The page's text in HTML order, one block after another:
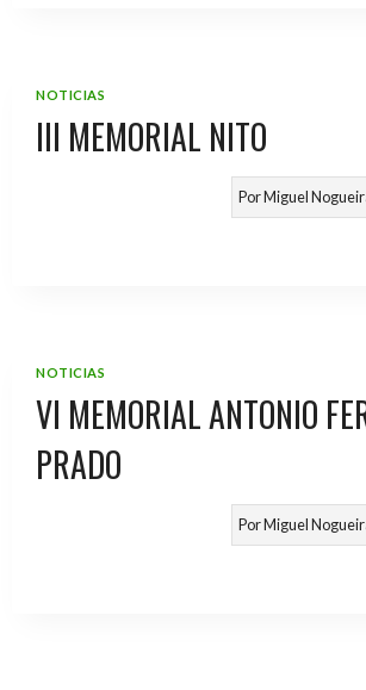
NOTICIAS
III MEMORIAL NITO
PorMiguel
NOTICIAS
VI MEMORIAL ANTONIO
PRADO
PorMiguel